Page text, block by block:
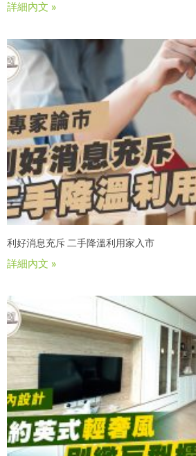
詳細內文 »
利好消息充斥 二手降溫利用家入市
詳細內文 »